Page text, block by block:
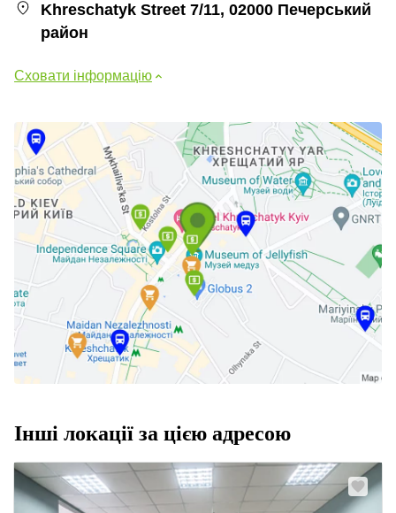
Khreschatyk Street 7/11, 02000 Печерський
район
Сховати інформацію
Інші локації за цією адресою